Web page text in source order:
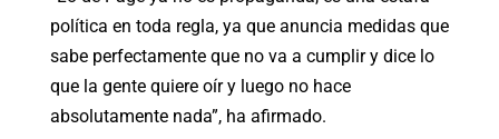
política en toda regla, ya que anuncia medidas que
sabe perfectamente que no va a cumplir y dice lo
que la gente quiere oír y luego no hace
absolutamente nada”, ha afirmado.